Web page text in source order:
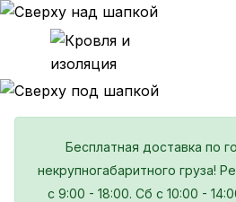
Бесплатная доставка по
некрупногабаритного груза!
с 9:00 - 18:00. Сб с 10:00 -